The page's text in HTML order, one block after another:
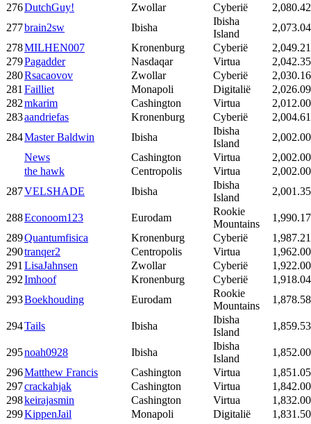
276DutchGuy! Zwollar Cyberië
2,080.42
277brain2sw Ibisha
Ibisha
Island
2,073.04
278MILHEN007 Kronenburg Cyberië
2,049.21
279Pagadder Nasdaqar Virtua
2,042.35
280Rsacaovov Zwollar Cyberië
2,030.16
281 Failliet Monapoli Digitalië
2,026.09
282mkarim Cashington Virtua
2,012.00
283aandriefas Kronenburg Cyberië
2,004.61
284Master Baldwin Ibisha
Ibisha
Island
2,002.00
News
Cashington Virtua
2,002.00
the hawk
Centropolis Virtua
2,002.00
287VELSHADE Ibisha
Ibisha
Island
2,001.35
288Econoom123 Eurodam
Rookie
Mountains
1,990.17
289Quantumfisica Kronenburg Cyberië
1,987.21
290tranqer2 Centropolis Virtua
1,962.00
291 LisaJahnsen Zwollar Cyberië
1,922.00
292Imhoof Kronenburg Cyberië
1,918.04
293Boekhouding Eurodam
Rookie
Mountains
1,878.58
294Tails Ibisha
Ibisha
Island
1,859.53
295noah0928 Ibisha
Ibisha
Island
1,852.00
296Matthew Francis Cashington Virtua
1,851.05
297crackahjak Cashington Virtua
1,842.00
298keirajasmin Cashington Virtua
1,832.00
299KippenJail Monapoli Digitalië
1,831.50